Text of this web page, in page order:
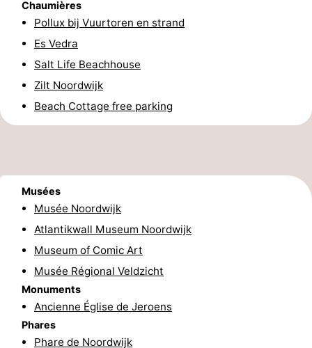
Nature
Schoorlse
Duinen
Bergen
aan
Zee
Bergen
Alkmaar
-
aan
Noordhollands
duinreservaat
aan
Nature
Zuid-
Kennermerland
Amsterdam
Haarlem
Zandvoort
Hollande-
Chaumières
Pollux bij Vuurtoren en strand
Es Vedra
Salt Life Beachhouse
Zilt Noordwijk
Beach Cottage free parking
Musées
Musée Noordwijk
Atlantikwall Museum Noordwijk
Museum of Comic Art
Musée Régional Veldzicht
Monuments
Ancienne Église de Jeroens
Phares
Phare de Noordwijk